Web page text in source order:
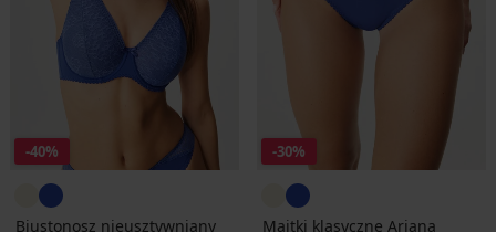
-40%
Biustonosz nieusztywniany
-30%
Majtki klasyczne Ariana